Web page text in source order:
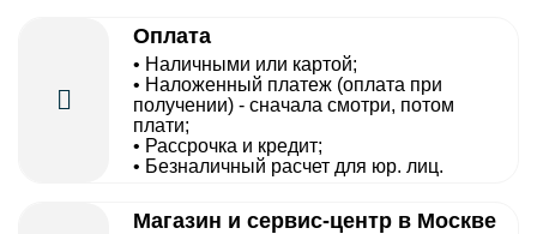
Оплата
• Наличными или картой;
• Наложенный платеж (оплата при
получении) - сначала смотри, потом
плати;
• Рассрочка и кредит;
• Безналичный расчет для юр. лиц.
Магазин и сервис-центр в Москве